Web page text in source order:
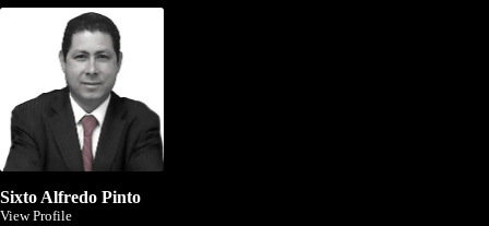
Sixto Alfredo Pinto
View Profile